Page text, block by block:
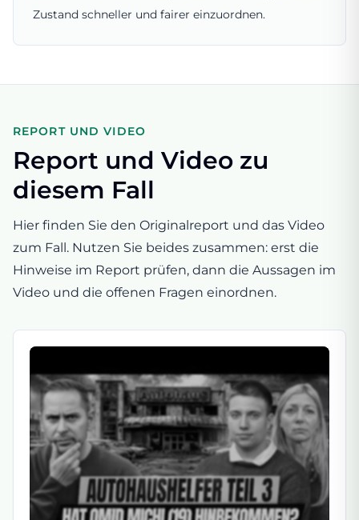
Zustand schneller und fairer einzuordnen.
REPORT UND VIDEO
Report und Video zu
diesem Fall
Hier finden Sie den Originalreport und das Video
zum Fall. Nutzen Sie beides zusammen: erst die
Hinweise im Report prüfen, dann die Aussagen im
Video und die offenen Fragen einordnen.